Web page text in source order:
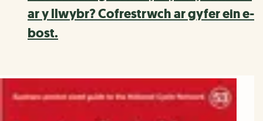
ar y llwybr? Cofrestrwch ar gyfer ein e-
bost.